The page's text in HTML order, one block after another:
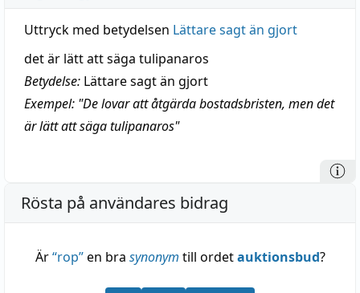
Uttryck med betydelsen Lättare sagt än gjort
det är lätt att säga tulipanaros
Betydelse: Lättare sagt än gjort
Exempel: "De lovar att åtgärda bostadsbristen, men det
är lätt att säga tulipanaros"
Rösta på användares bidrag
Är“rop”en bra synonym till ordetauktionsbud?